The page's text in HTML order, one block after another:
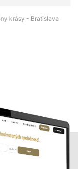
krásy - Bratislava